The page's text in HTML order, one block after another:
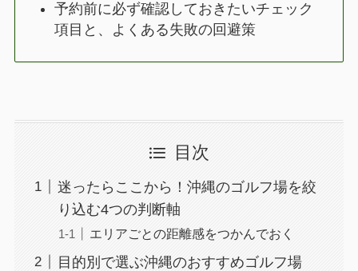
予約前に必ず確認しておきたいチェック
項目と、よくある失敗の回避策
目次
迷ったらここから！沖縄のゴルフ場を絞
り込む4つの判断軸
エリアごとの距離感をつかんでおく
目的別で選ぶ沖縄のおすすめゴルフ場